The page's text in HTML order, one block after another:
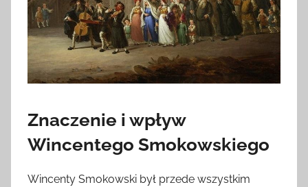
Znaczenie i wpływ
Wincentego Smokowskiego
Wincenty Smokowski był przede wszystkim